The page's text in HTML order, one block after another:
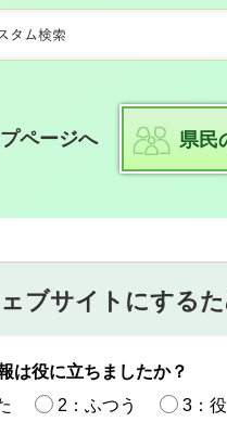
ページへ 県民
ブサイトにする
は役に立ちましたか？
2：ふつう
3：